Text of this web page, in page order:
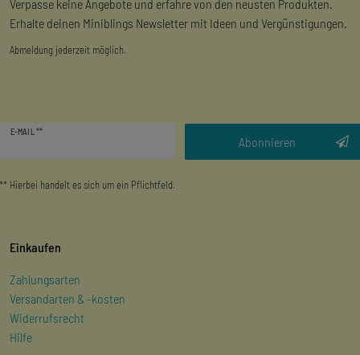
Verpasse keine Angebote und erfahre von den neusten Produkten.
Erhalte deinen Miniblings Newsletter mit Ideen und Vergünstigungen.
Abmeldung jederzeit möglich.
E-MAIL **
Abonnieren
** Hierbei handelt es sich um ein Pflichtfeld.
Einkaufen
Zahlungsarten
Versandarten & -kosten
Widerrufsrecht
Hilfe